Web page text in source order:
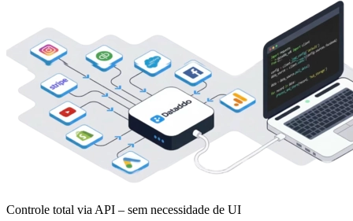
Controle total via API – sem necessidade de UI